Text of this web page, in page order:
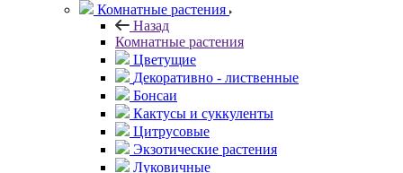
Комнатные растения
Назад
Комнатные растения
Цветущие
Декоративно - лиственные
Бонсаи
Кактусы и суккуленты
Цитрусовые
Экзотические растения
Луковичные